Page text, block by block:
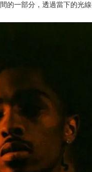
一部分，透過當下的光線